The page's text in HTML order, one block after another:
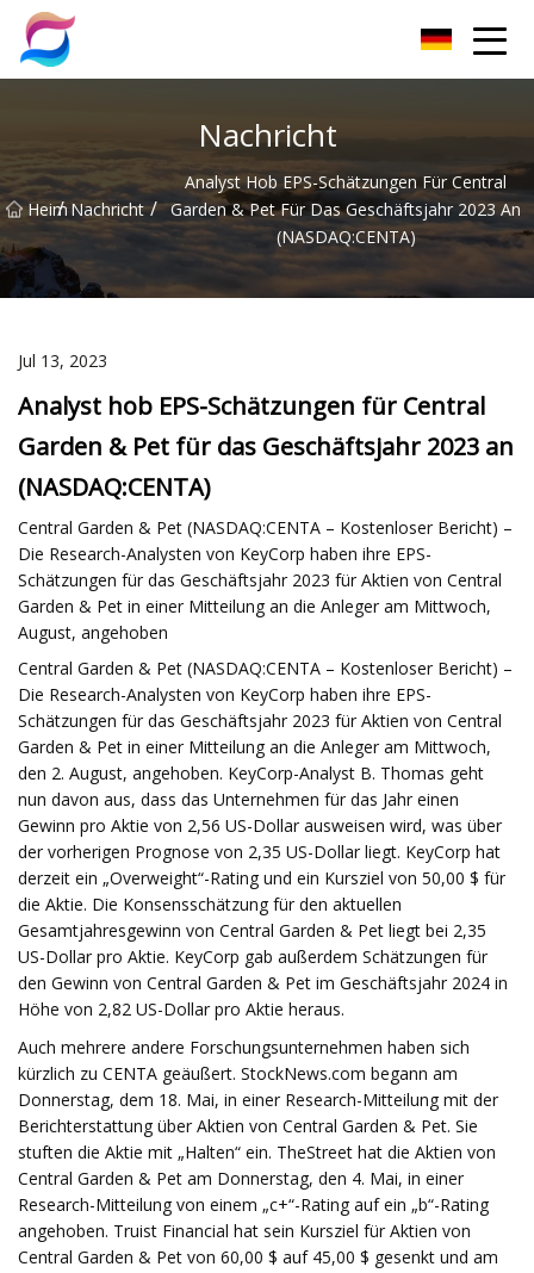
Nachricht
Heim
/ Nachricht /
Analyst Hob EPS-Schätzungen Für Central
Garden & Pet Für Das Geschäftsjahr 2023 An
(NASDAQ:CENTA)
Jul 13, 2023
Analyst hob EPS-Schätzungen für Central
Garden & Pet für das Geschäftsjahr 2023 an
(NASDAQ:CENTA)
Central Garden & Pet (NASDAQ:CENTA – Kostenloser Bericht) –
Die Research-Analysten von KeyCorp haben ihre EPS-
Schätzungen für das Geschäftsjahr 2023 für Aktien von Central
Garden & Pet in einer Mitteilung an die Anleger am Mittwoch,
August, angehoben
Central Garden & Pet (NASDAQ:CENTA – Kostenloser Bericht) –
Die Research-Analysten von KeyCorp haben ihre EPS-
Schätzungen für das Geschäftsjahr 2023 für Aktien von Central
Garden & Pet in einer Mitteilung an die Anleger am Mittwoch,
den 2. August, angehoben. KeyCorp-Analyst B. Thomas geht
nun davon aus, dass das Unternehmen für das Jahr einen
Gewinn pro Aktie von 2,56 US-Dollar ausweisen wird, was über
der vorherigen Prognose von 2,35 US-Dollar liegt. KeyCorp hat
derzeit ein „Overweight“-Rating und ein Kursziel von 50,00 $ für
die Aktie. Die Konsensschätzung für den aktuellen
Gesamtjahresgewinn von Central Garden & Pet liegt bei 2,35
US-Dollar pro Aktie. KeyCorp gab außerdem Schätzungen für
den Gewinn von Central Garden & Pet im Geschäftsjahr 2024 in
Höhe von 2,82 US-Dollar pro Aktie heraus.
Auch mehrere andere Forschungsunternehmen haben sich
kürzlich zu CENTA geäußert. StockNews.com begann am
Donnerstag, dem 18. Mai, in einer Research-Mitteilung mit der
Berichterstattung über Aktien von Central Garden & Pet. Sie
stuften die Aktie mit „Halten“ ein. TheStreet hat die Aktien von
Central Garden & Pet am Donnerstag, den 4. Mai, in einer
Research-Mitteilung von einem „c+“-Rating auf ein „b“-Rating
angehoben. Truist Financial hat sein Kursziel für Aktien von
Central Garden & Pet von 60,00 $ auf 45,00 $ gesenkt und am